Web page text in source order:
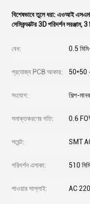
বিশেষভাবে তুলে ধরা: এওআই এসএমটি
সেমিকন্ডাক্টর 3D পরিদর্শন সরঞ্জাম,3
বেধ: 0.5
প্রযোজ্য PCB আকার: 50*50
সংযোগ: শিল্প-
সনাক্তকরণের গতি: 0.6
পয়েন্ট: SMT
পরিদর্শন এলাকা: 510
পাওয়ার সাপ্লাই: AC